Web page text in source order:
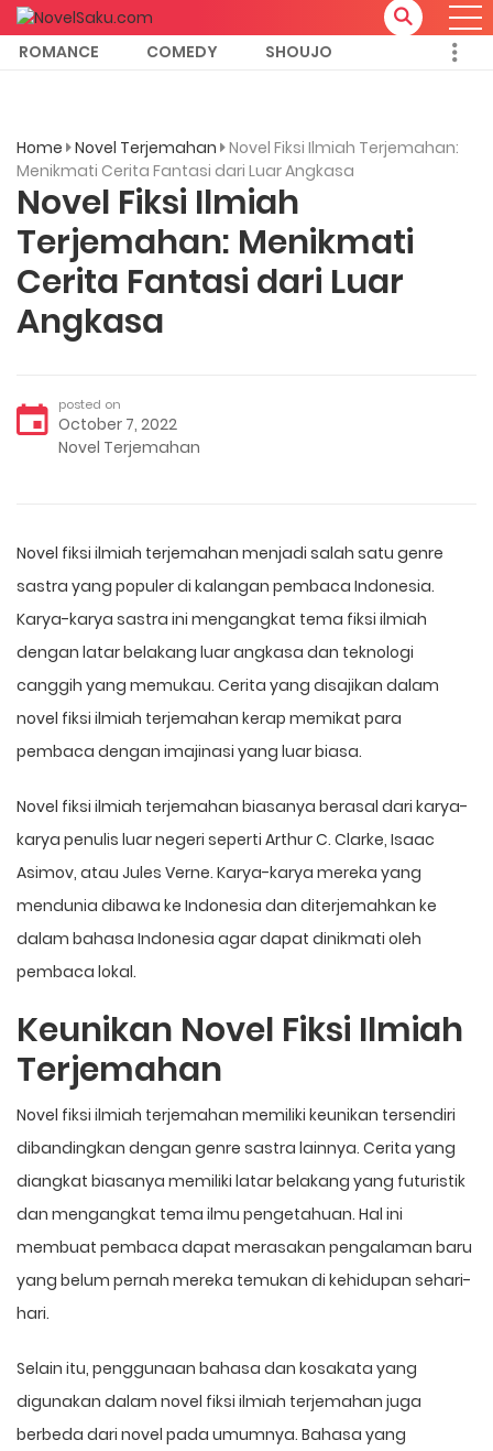
ROMANCE COMEDY SHOUJO
Home Novel Terjemahan Novel Fiksi Ilmiah Terjemahan:
Menikmati Cerita Fantasi dari Luar Angkasa
Novel Fiksi Ilmiah
Terjemahan: Menikmati
Cerita Fantasi dari Luar
Angkasa
posted on
October 7, 2022
Novel Terjemahan
Novel fiksi ilmiah terjemahan menjadi salah satu genre
sastra yang populer di kalangan pembaca Indonesia.
Karya-karya sastra ini mengangkat tema fiksi ilmiah
dengan latar belakang luar angkasa dan teknologi
canggih yang memukau. Cerita yang disajikan dalam
novel fiksi ilmiah terjemahan kerap memikat para
pembaca dengan imajinasi yang luar biasa.
Novel fiksi ilmiah terjemahan biasanya berasal dari karya-
karya penulis luar negeri seperti Arthur C. Clarke, Isaac
Asimov, atau Jules Verne. Karya-karya mereka yang
mendunia dibawa ke Indonesia dan diterjemahkan ke
dalam bahasa Indonesia agar dapat dinikmati oleh
pembaca lokal.
Keunikan Novel Fiksi Ilmiah
Terjemahan
Novel fiksi ilmiah terjemahan memiliki keunikan tersendiri
dibandingkan dengan genre sastra lainnya. Cerita yang
diangkat biasanya memiliki latar belakang yang futuristik
dan mengangkat tema ilmu pengetahuan. Hal ini
membuat pembaca dapat merasakan pengalaman baru
yang belum pernah mereka temukan di kehidupan sehari-
hari.
Selain itu, penggunaan bahasa dan kosakata yang
digunakan dalam novel fiksi ilmiah terjemahan juga
berbeda dari novel pada umumnya. Bahasa yang